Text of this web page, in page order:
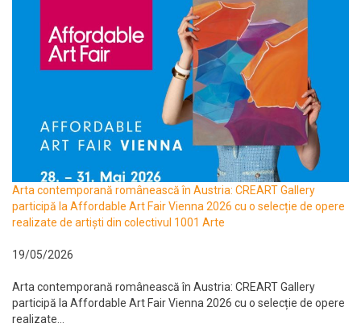
Arta contemporană românească în Austria: CREART Gallery
participă la Affordable Art Fair Vienna 2026 cu o selecție de opere
realizate de artiști din colectivul 1001 Arte
19/05/2026
Arta contemporană românească în Austria: CREART Gallery
participă la Affordable Art Fair Vienna 2026 cu o selecție de opere
realizate...